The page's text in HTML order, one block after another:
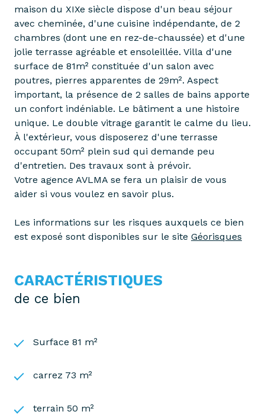
maison du XIXe siècle dispose d'un beau séjour
avec cheminée, d'une cuisine indépendante, de 2
chambres (dont une en rez-de-chaussée) et d'une
jolie terrasse agréable et ensoleillée. Villa d'une
surface de 81m² constituée d'un salon avec
poutres, pierres apparentes de 29m². Aspect
important, la présence de 2 salles de bains apporte
un confort indéniable. Le bâtiment a une histoire
unique. Le double vitrage garantit le calme du lieu.
À l'extérieur, vous disposerez d'une terrasse
occupant 50m² plein sud qui demande peu
d'entretien. Des travaux sont à prévoir.
Votre agence AVLMA se fera un plaisir de vous
aider si vous voulez en savoir plus.
Les informations sur les risques auxquels ce bien
est exposé sont disponibles sur le site Géorisques
CARACTÉRISTIQUES
de ce bien
Surface 81 m²
carrez 73 m²
terrain 50 m²